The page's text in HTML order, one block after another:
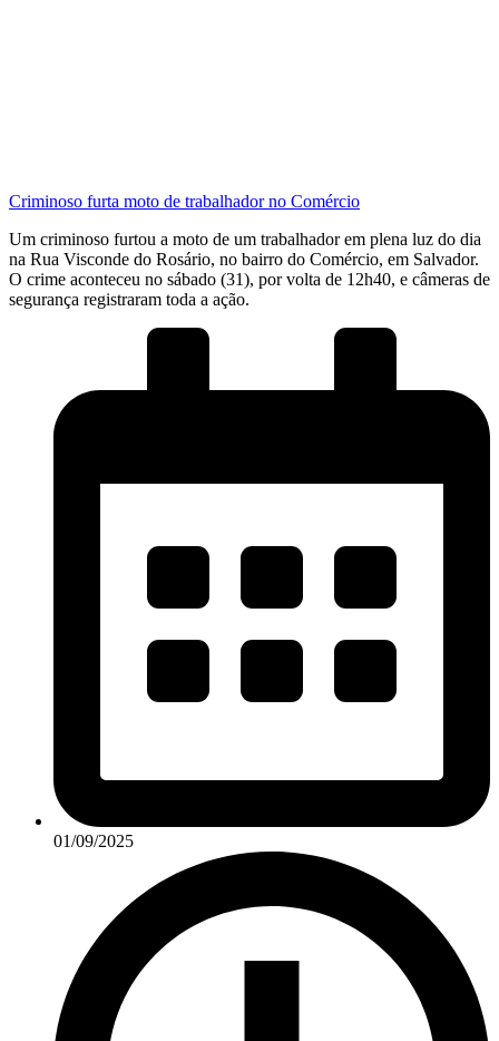
Criminoso furta moto de trabalhador no Comércio
Um criminoso furtou a moto de um trabalhador em plena luz do dia
na Rua Visconde do Rosário, no bairro do Comércio, em Salvador.
O crime aconteceu no sábado (31), por volta de 12h40, e câmeras de
segurança registraram toda a ação.
01/09/2025